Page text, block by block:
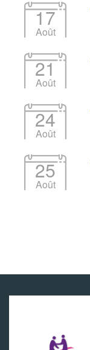
17
Août
21
Août
24
Août
25
Août